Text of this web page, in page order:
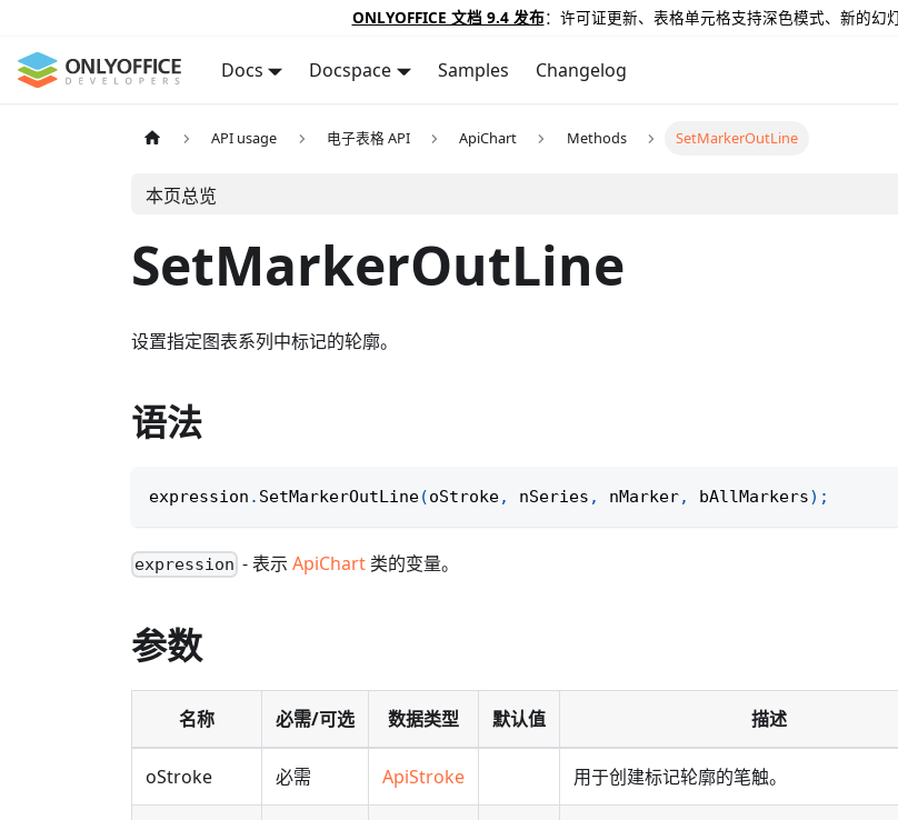
ONLYOFFICE 文档 9.4 发布：许可证更新、表格单元格支持深色模式、新的幻
Docs Docspace Samples Changelog
API usage 电子表格 API ApiChart Methods SetMarkerOutLine
本页总览
SetMarkerOutLine
设置指定图表系列中标记的轮廓。
语法
expression . SetMarkerOutLine(oStroke, nSeries , nMarker, bAllMarkers) ;
expression - 表示ApiChart 类的变量。
参数
名称 必需/可选 数据类型 默认值 描述
oStroke 必需 ApiStroke 用于创建标记轮廓的笔触。